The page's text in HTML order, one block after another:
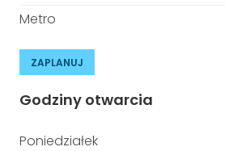
Metro
ZAPLANUJ
Godziny otwarcia
Poniedziałek